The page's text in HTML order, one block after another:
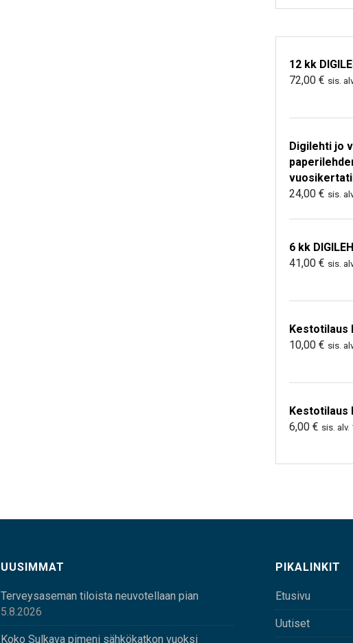
12 kk
72,00 € sis.
Digilehti jo
24,00 € sis.
6 kk
41,00 € sis.
Kestotilaus
10,00 € sis.
Kestotilaus
6,00 € sis. alv.
UUSIMMAT
Terveysaseman tiloista neuvotellaan pian
5.8.2026
Koko Sulkava pimeni sähkökatkon vuoksi
PIKALINKIT
Etusivu
Uutiset